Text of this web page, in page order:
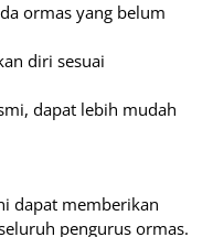
ormas yang belum
diri sesuai
dapat lebih mudah
dapat memberikan
pengurus ormas.